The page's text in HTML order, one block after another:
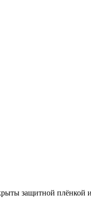
защитной плёнкой